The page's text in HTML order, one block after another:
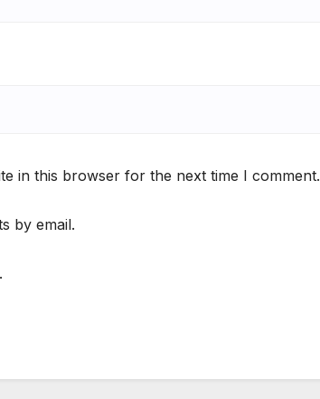
in this browser for the next time I comment.
by email.